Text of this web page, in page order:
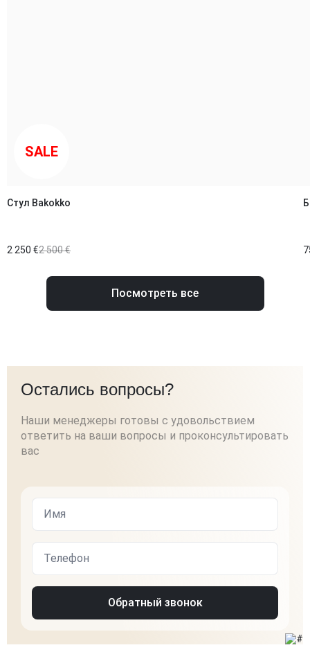
SALE
Стул Bakokko
2 250 €2 500 €
Посмотреть все
Остались вопросы?
Наши менеджеры готовы с удовольствием
ответить на ваши вопросы и проконсультировать
вас
Обратный звонок